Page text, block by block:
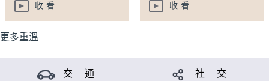
收看 收看
更多重溫 ...
交 通 社 交